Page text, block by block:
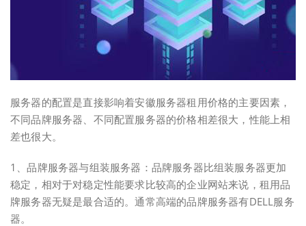
服务器的配置是直接影响着安徽服务器租用价格的主要因素，
不同品牌服务器、不同配置服务器的价格相差很大，性能上相
差也很大。
1、品牌服务器与组装服务器：品牌服务器比组装服务器更加
稳定，相对于对稳定性能要求比较高的企业网站来说，租用品
牌服务器无疑是最合适的。通常高端的品牌服务器有DELL服务
器。